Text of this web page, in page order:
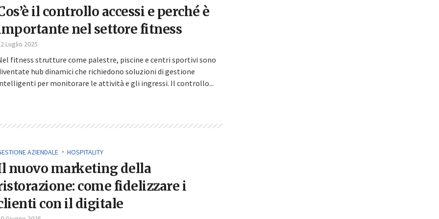
il controllo accessi e perché è
nel settore fitness
Luglio 2025
fitness strutture come palestre, piscine e centri sportivi sono
hub dinamici che richiedono soluzioni di gestione
per monitorare le attività e gli ingressi. Il controllo...
AZIENDALE HOSPITALITY
nuovo marketing della
come fidelizzare i
con il digitale